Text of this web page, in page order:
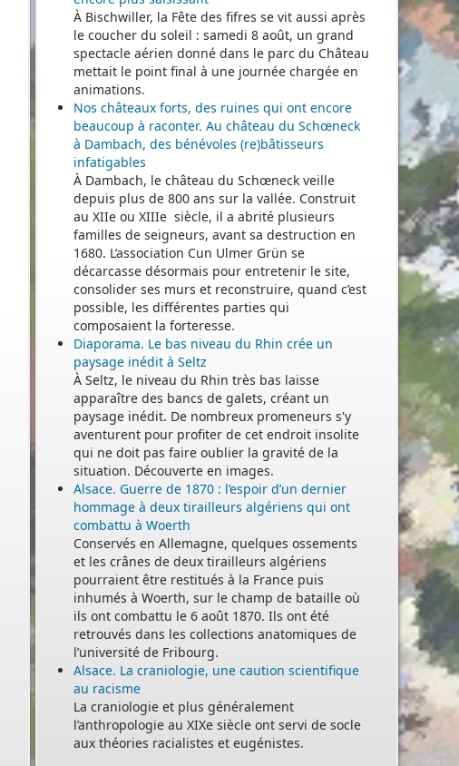
À Bischwiller, la Fête des fifres se vit aussi après
le coucher du soleil : samedi 8 août, un grand
spectacle aérien donné dans le parc du Château
mettait le point final à une journée chargée en
animations.
Nos châteaux forts, des ruines qui ont encore
beaucoup à raconter. Au château du Schœneck
à Dambach, des bénévoles (re)bâtisseurs
infatigables
À Dambach, le château du Schœneck veille
depuis plus de 800 ans sur la vallée. Construit
au XIIe ou XIIIe siècle, il a abrité plusieurs
familles de seigneurs, avant sa destruction en
1680. L’association Cun Ulmer Grün se
décarcasse désormais pour entretenir le site,
consolider ses murs et reconstruire, quand c’est
possible, les différentes parties qui
composaient la forteresse.
Diaporama. Le bas niveau du Rhin crée un
paysage inédit à Seltz
À Seltz, le niveau du Rhin très bas laisse
apparaître des bancs de galets, créant un
paysage inédit. De nombreux promeneurs s'y
aventurent pour profiter de cet endroit insolite
qui ne doit pas faire oublier la gravité de la
situation. Découverte en images.
Alsace. Guerre de 1870 : l’espoir d’un dernier
hommage à deux tirailleurs algériens qui ont
combattu à Woerth
Conservés en Allemagne, quelques ossements
et les crânes de deux tirailleurs algériens
pourraient être restitués à la France puis
inhumés à Woerth, sur le champ de bataille où
ils ont combattu le 6 août 1870. Ils ont été
retrouvés dans les collections anatomiques de
l’université de Fribourg.
Alsace. La craniologie, une caution scientifique
au racisme
La craniologie et plus généralement
l’anthropologie au XIXe siècle ont servi de socle
aux théories racialistes et eugénistes.